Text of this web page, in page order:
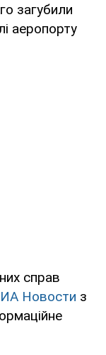
загубили
аеропорту
справ
Новости з